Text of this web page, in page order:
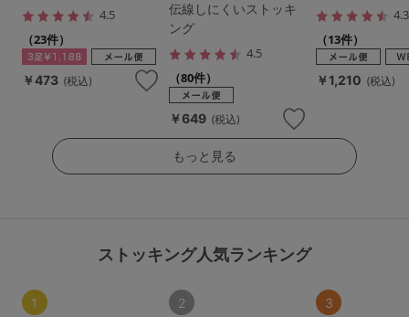
4.5
（23件）
￥473 (税込)
伝線しにくいストッキ
ング
4.5
（80件）
￥649 (税込)
4.3
（13件）
￥1,210 (税込)
もっと見る
ストッキング人気ランキング
1 2 3